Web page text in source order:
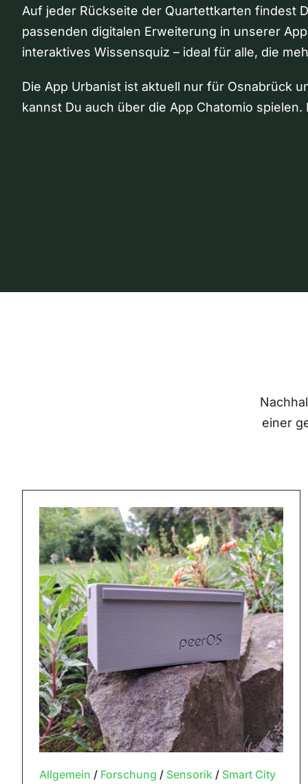
Auf jeder Rückseite der Quartettkarten findest
passenden digitalen Erweiterung in unserer
interaktives Wissensquiz – ideal für alle, die
Die App Urbanist ist aktuell nur für Osnabrück
kannst Du auch über die App Chatomio
einer
Allgemein / Forschung / Sensorik/ Smart City